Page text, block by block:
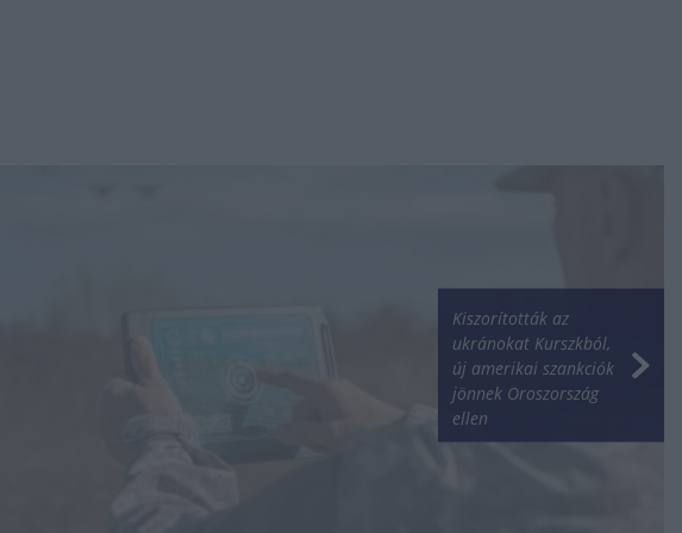
Kiszorították az
ukránokat Kurszkból,
új amerikai szankciók
jönnek Oroszország
ellen